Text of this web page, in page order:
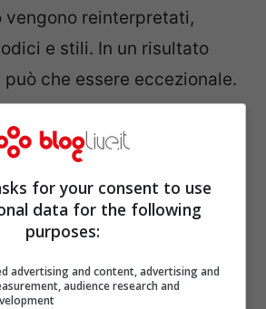
vengono reinterpretati,
e stili. In un risultato
che essere eccezionale.
per creare un guardaroba
sfizioso.
for your consent to use
data for the following
purposes:
advertising and content, advertising and
audience research and